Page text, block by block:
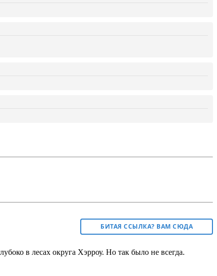
БИТАЯ ССЫЛКА? ВАМ СЮДА
в лесах округа Хэрроу. Но так было не всегда.